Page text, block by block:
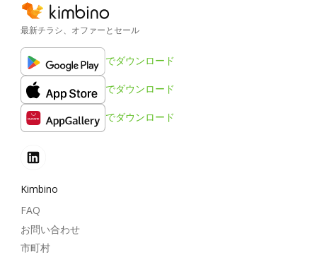
最新チラシ、オファーとセール
でダウンロード
でダウンロード
でダウンロード
Kimbino
FAQ
お問い合わせ
市町村